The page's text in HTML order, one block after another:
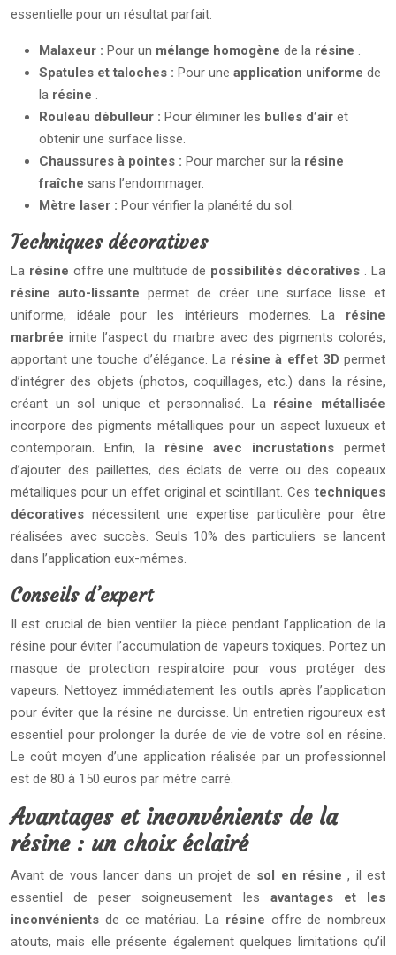
essentielle pour un résultat parfait.
Malaxeur : Pour un mélange homogène de la résine .
Spatules et taloches : Pour une application uniforme de
la résine .
Rouleau débulleur : Pour éliminer les bulles d’air et
obtenir une surface lisse.
Chaussures à pointes : Pour marcher sur la résine
fraîche sans l’endommager.
Mètre laser : Pour vérifier la planéité du sol.
Techniques décoratives
La résine offre une multitude de possibilités décoratives . La
résine auto-lissante permet de créer une surface lisse et
uniforme, idéale pour les intérieurs modernes. La résine
marbréeimite l’aspect du marbre avec des pigments colorés,
apportant une touche d’élégance. La résine à effet 3Dpermet
d’intégrer des objets (photos, coquillages, etc.) dans la résine,
créant un sol unique et personnalisé. La résine métallisée
incorpore des pigments métalliques pour un aspect luxueux et
contemporain. Enfin, la résine avec incrustations permet
d’ajouter des paillettes, des éclats de verre ou des copeaux
métalliques pour un effet original et scintillant. Ces techniques
décoratives nécessitent une expertise particulière pour être
réalisées avec succès. Seuls 10% des particuliers se lancent
dans l’application eux-mêmes.
Conseils d’expert
Il est crucial de bien ventiler la pièce pendant l’application de la
résine pour éviter l’accumulation de vapeurs toxiques. Portez un
masque de protection respiratoire pour vous protéger des
vapeurs. Nettoyez immédiatement les outils après l’application
pour éviter que la résine ne durcisse. Un entretien rigoureux est
essentiel pour prolonger la durée de vie de votre sol en résine.
Le coût moyen d’une application réalisée par un professionnel
est de 80 à 150 euros par mètre carré.
Avantages et inconvénients de la
résine : un choix éclairé
Avant de vous lancer dans un projet de sol en résine, il est
essentiel de peser soigneusement les avantages et les
inconvénients de ce matériau. La résine offre de nombreux
atouts, mais elle présente également quelques limitations qu’il